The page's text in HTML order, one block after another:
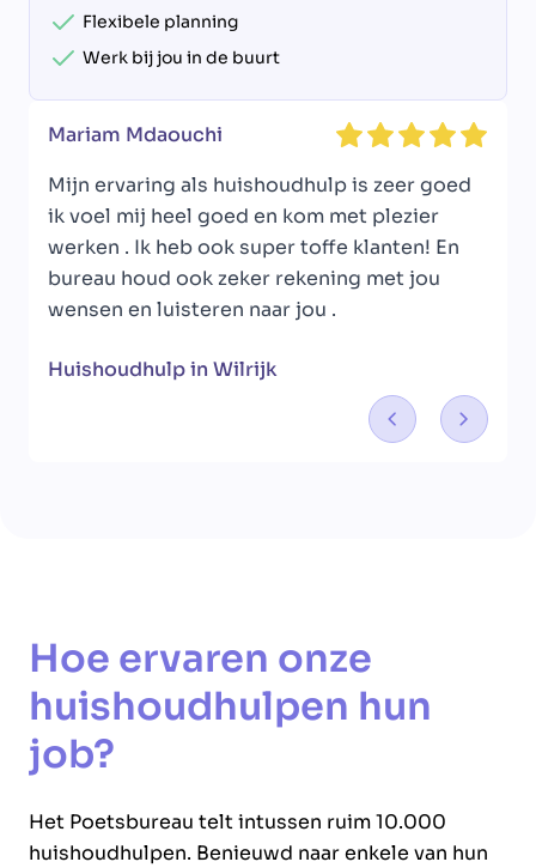
Flexibele planning
Werk bij jou in de buurt
Mariam Mdaouchi
Mijn ervaring als huishoudhulp is zeer goed
ik voel mij heel goed en kom met plezier
werken . Ik heb ook super toffe klanten! En
bureau houd ook zeker rekening met jou
wensen en luisteren naar jou .
Huishoudhulp in Wilrijk
Hoe ervaren onze
huishoudhulpen hun
job?
Het Poetsbureau telt intussen ruim 10.000
huishoudhulpen. Benieuwd naar enkele van hun